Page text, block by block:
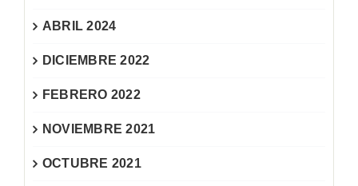
ABRIL 2024
DICIEMBRE 2022
FEBRERO 2022
NOVIEMBRE 2021
OCTUBRE 2021